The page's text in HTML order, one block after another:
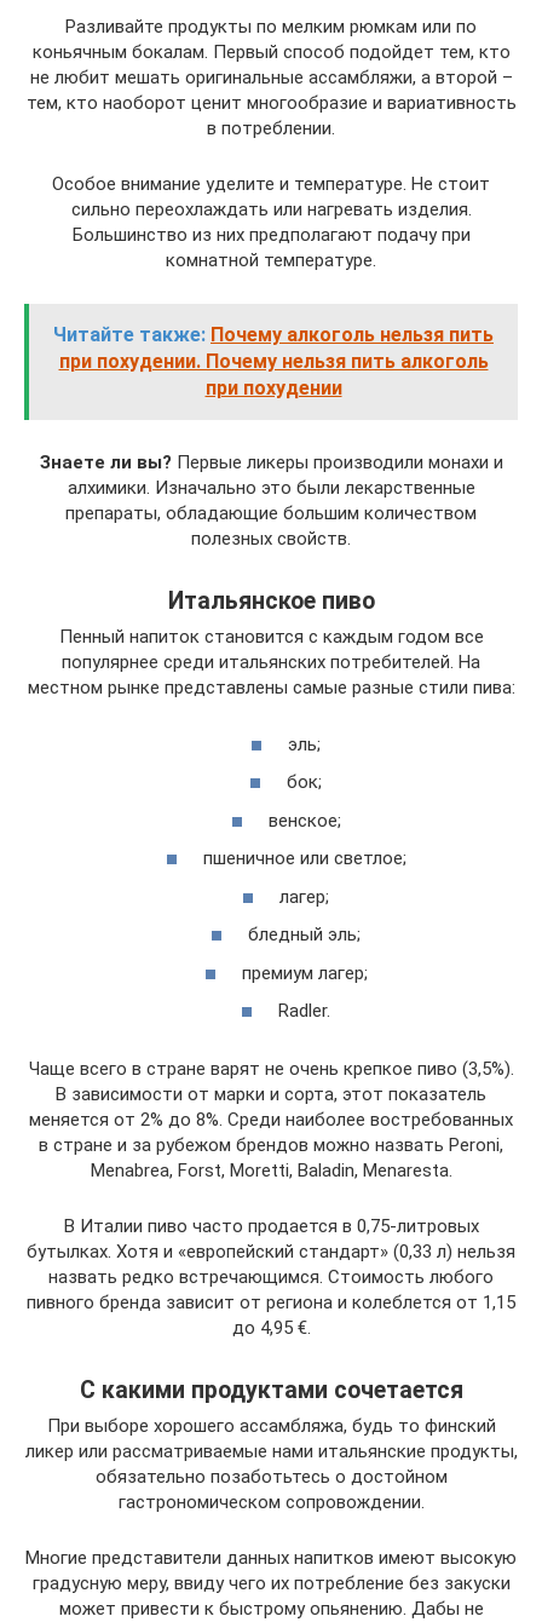
Разливайте продукты по мелким рюмкам или по
коньячным бокалам. Первый способ подойдет тем, кто
не любит мешать оригинальные ассамбляжи, а второй –
тем, кто наоборот ценит многообразие и вариативность
в потреблении.
Особое внимание уделите и температуре. Не стоит
сильно переохлаждать или нагревать изделия.
Большинство из них предполагают подачу при
комнатной температуре.
Читайте также: Почему алкоголь нельзя пить
при похудении. Почему нельзя пить алкоголь
при похудении
Знаете ли вы? Первые ликеры производили монахи и
алхимики. Изначально это были лекарственные
препараты, обладающие большим количеством
полезных свойств.
Итальянское пиво
Пенный напиток становится с каждым годом все
популярнее среди итальянских потребителей. На
местном рынке представлены самые разные стили пива:
эль;
бок;
венское;
пшеничное или светлое;
лагер;
бледный эль;
премиум лагер;
Radler.
Чаще всего в стране варят не очень крепкое пиво (3,5%).
В зависимости от марки и сорта, этот показатель
меняется от 2% до 8%. Среди наиболее востребованных
в стране и за рубежом брендов можно назвать Peroni,
Menabrea, Forst, Moretti, Baladin, Menaresta.
В Италии пиво часто продается в 0,75-литровых
бутылках. Хотя и «европейский стандарт» (0,33 л) нельзя
назвать редко встречающимся. Стоимость любого
пивного бренда зависит от региона и колеблется от 1,15
до 4,95 €.
С какими продуктами сочетается
При выборе хорошего ассамбляжа, будь то финский
ликер или рассматриваемые нами итальянские продукты,
обязательно позаботьтесь о достойном
гастрономическом сопровождении.
Многие представители данных напитков имеют высокую
градусную меру, ввиду чего их потребление без закуски
может привести к быстрому опьянению. Дабы не